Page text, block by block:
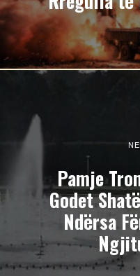
Pamje
Godet
Ndërsa